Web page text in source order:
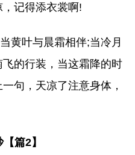
记得添衣裳啊!
黄叶与晨霜相伴;当冷月
的行装，当这霜降的时
句，天凉了注意身体，
篇2】